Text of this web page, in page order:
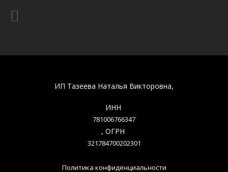
ИП Тазеева Наталья Викторовна,
ИНН
781006766347
, ОГРН
321784700202301
Политика конфиденциальности